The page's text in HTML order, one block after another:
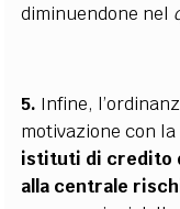
diminuendone nel
5. Infine,
motivazione con la
istituti di credito
alla centrale